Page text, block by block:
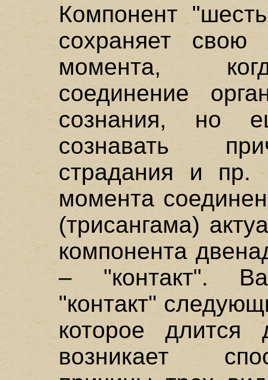
Компонент
сохраняет свою
момента,
соединение
сознания, но
сознавать
страдания и пр.
момента
(трисангама)
компонента
– "контакт".
"контакт"
которое
возникает